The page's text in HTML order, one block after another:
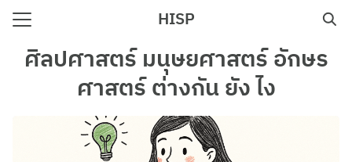
Skip
content
HISP
Search
for:ศิลปศาสตร์ มนุษยศาสตร์ อักษร
ศาสตร์ ต่างกัน ยัง ไง